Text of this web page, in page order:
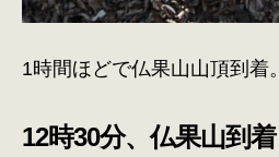
1時間ほどで仏果山山頂到着。
12時30分、仏果山到着